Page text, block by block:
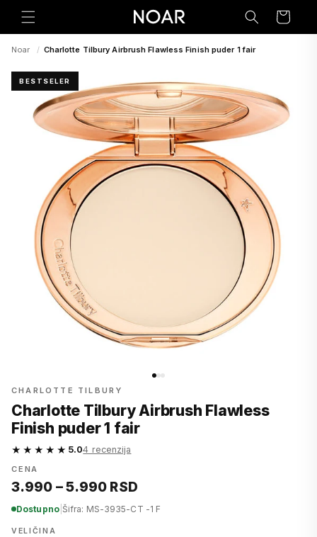
na
Korpa
Noar / Charlotte Tilbury Airbrush Flawless Finish puder 1 fair
BESTSELER
CHARLOTTE TILBURY
Charlotte Tilbury Airbrush Flawless
Finish puder 1 fair
★★★★★ 5.04 recenzija
CENA
3.990 – 5.990 RSD
Dostupno| Šifra: MS-3935-CT -1 F
VELIČINA